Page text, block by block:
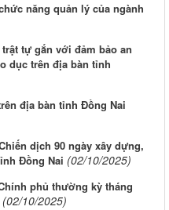
năng quản lý của ngành
tự gắn với đảm bảo an
dục trên địa bàn tỉnh
địa bàn tỉnh Đồng Nai
dịch 90 ngày xây dựng,
Đồng Nai (02/10/2025)
phủ thường kỳ tháng
(02/10/2025)